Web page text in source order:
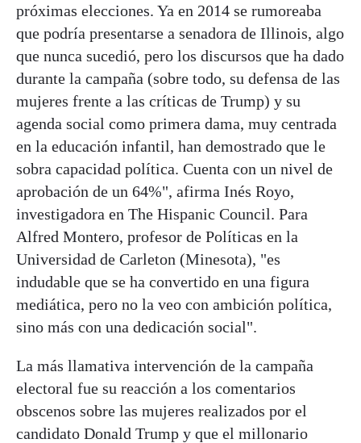
próximas elecciones. Ya en 2014 se rumoreaba
que podría presentarse a senadora de Illinois, algo
que nunca sucedió, pero los discursos que ha dado
durante la campaña (sobre todo, su defensa de las
mujeres frente a las críticas de Trump) y su
agenda social como primera dama, muy centrada
en la educación infantil, han demostrado que le
sobra capacidad política. Cuenta con un nivel de
aprobación de un 64%", afirma Inés Royo,
investigadora en The Hispanic Council. Para
Alfred Montero, profesor de Políticas en la
Universidad de Carleton (Minesota), "es
indudable que se ha convertido en una figura
mediática, pero no la veo con ambición política,
sino más con una dedicación social".
La más llamativa intervención de la campaña
electoral fue su reacción a los comentarios
obscenos sobre las mujeres realizados por el
candidato Donald Trump y que el millonario